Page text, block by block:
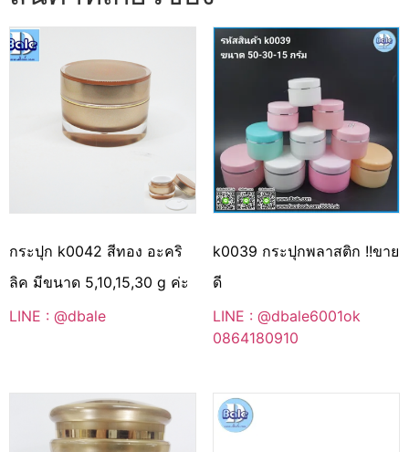
กระปุก k0042 สีทอง อะคริ
ลิค มีขนาด 5,10,15,30 g ค่ะ
LINE : @dbale
k0039 กระปุกพลาสติก !!ขาย
ดี
LINE : @dbale6001ok
0864180910